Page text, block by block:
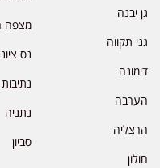
גן יבנה
גני תקווה
דימונה
הערבה
הרצליה
חולון
מצפה
נס
נתיבות
נתניה
סביון